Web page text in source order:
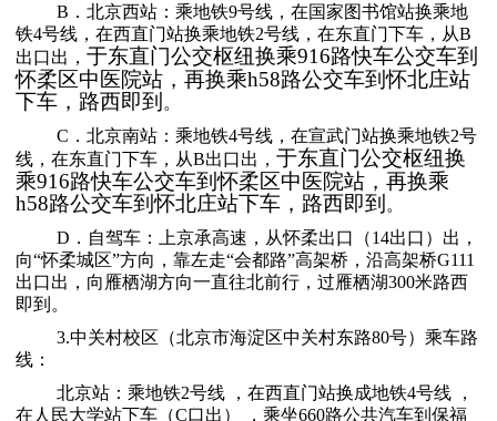
B．北京西站：乘地铁9号线，在国家图书馆站换乘地
铁4号线，在西直门站换乘地铁2号线，在东直门下车，从B
出口出， 于东直门公交枢纽换乘916路快车公交车到
怀柔区中医院站，再换乘h58路公交车到怀北庄站
下车，路西即到 。
C．北京南站：乘地铁4号线，在宣武门站换乘地铁2号
线，在东直门下车，从B出口出， 于东直门公交枢纽换
乘916路快车公交车到怀柔区中医院站，再换乘
h58路公交车到怀北庄站下车，路西即到 。
D．自驾车：上京承高速，从怀柔出口（14出口）出，
向“怀柔城区”方向，靠左走“会都路”高架桥，沿高架桥G111
出口出，向雁栖湖方向一直往北前行，过雁栖湖300米路西
即到。
3.中关村校区（北京市海淀区中关村东路80号）乘车路
线：
北京站：乘地铁2号线 ，在西直门站换成地铁4号线 ，
在人民大学站下车（C口出） ，乘坐660路公共汽车到保福